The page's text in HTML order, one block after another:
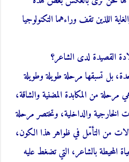
اللذين تقف وراءهما التكنولوجيا
القصيدة لدى الشاعر؟
بل تسبقها مرحلة طويلة وطويلة
من المكابدة المضنية والشاقة،
الخارجية والداخلية، وتختصر مرحلة
من التأمّل في ظواهر هذا الكون،
المحيطة بالشاعر، التي تضغط عليه